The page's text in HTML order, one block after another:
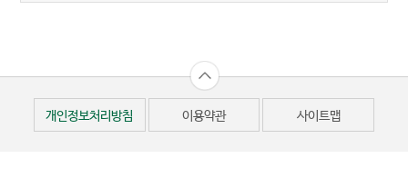
개인정보처리방침 이용약관 사이트맵